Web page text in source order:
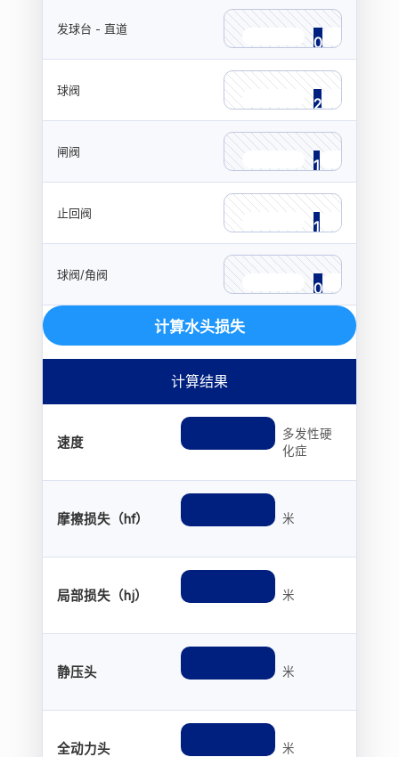
发球台 - 直道
− 0
球阀
− 2
闸阀
− 1
止回阀
− 1
球阀/角阀
− 0
计算水头损失
计算结果
速度
多发性硬
化症
摩擦损失（hf） 米
局部损失（hj） 米
静压头 米
全动力头 米